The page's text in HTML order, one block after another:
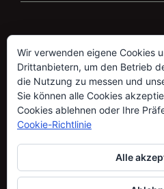
Wir verwenden eigene Cookies
Drittanbietern, um den Betrieb
die Nutzung zu messen und
Sie können alle Cookies
Cookies ablehnen oder Ihre
Cookie-Richtlinie
Alle